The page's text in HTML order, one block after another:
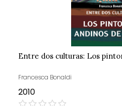
Entre dos culturas: Los
Francesca Bonaldi
2010